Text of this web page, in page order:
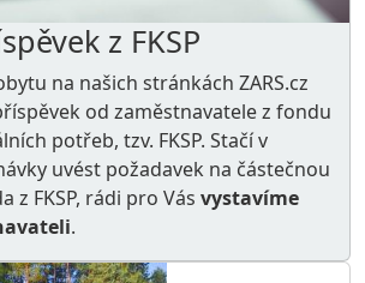
z FKSP
na našich stránkách ZARS.cz
od zaměstnavatele z fondu
potřeb, tzv. FKSP. Stačí v
uvést požadavek na částečnou
z FKSP, rádi pro Vás vystavíme
.